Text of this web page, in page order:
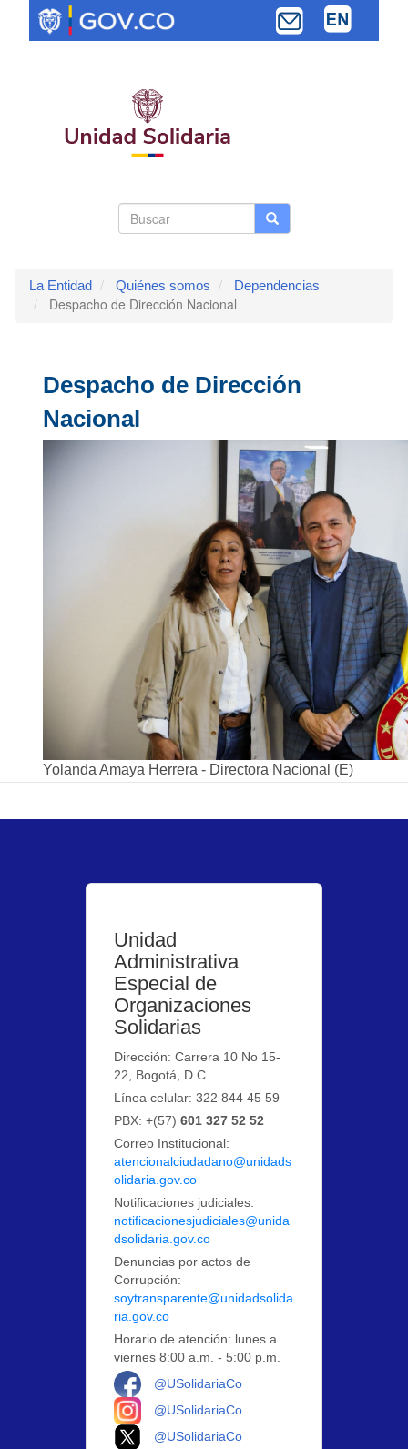
contenido
Buscar Buscar
La Entidad Quiénes somos Dependencias
Despacho de Dirección Nacional
Despacho de Dirección
Nacional
Yolanda Amaya Herrera - Directora Nacional (E)
Unidad
Administrativa
Especial de
Organizaciones
Solidarias
Dirección: Carrera 10 No 15-
22, Bogotá, D.C.
Línea celular: 322 844 45 59
PBX: +(57)601 327 52 52
Correo Institucional:
atencionalciudadano@unidads
olidaria.gov.co
Notificaciones judiciales:
notificacionesjudiciales@unida
dsolidaria.gov.co
Denuncias por actos de
Corrupción:
soytransparente@unidadsolida
ria.gov.co
Horario de atención: lunes a
viernes 8:00 a.m. - 5:00 p.m.
@USolidariaCo
@USolidariaCo
@USolidariaCo